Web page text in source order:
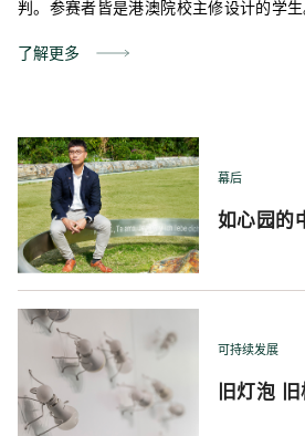
判。参赛者皆是港澳院校主修设计的学
界定天幕的功能，并进行具实验性的创
了解更多
幕后
如心园的
可持续发展
旧灯泡